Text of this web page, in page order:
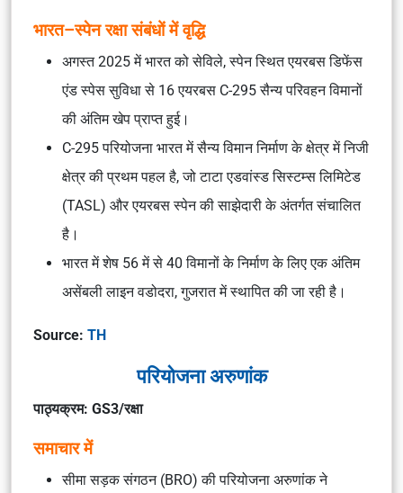
भारत–स्पेन रक्षा संबंधों में वृद्धि
अगस्त 2025 में भारत को सेविले, स्पेन स्थित एयरबस डिफेंस
एंड स्पेस सुविधा से 16 एयरबस C-295 सैन्य परिवहन विमानों
की अंतिम खेप प्राप्त हुई।
C-295 परियोजना भारत में सैन्य विमान निर्माण के क्षेत्र में निजी
क्षेत्र की प्रथम पहल है, जो टाटा एडवांस्ड सिस्टम्स लिमिटेड
(TASL) और एयरबस स्पेन की साझेदारी के अंतर्गत संचालित
है।
भारत में शेष 56 में से 40 विमानों के निर्माण के लिए एक अंतिम
असेंबली लाइन वडोदरा, गुजरात में स्थापित की जा रही है।
Source: TH
परियोजना अरुणांक
पाठ्यक्रम: GS3/रक्षा
समाचार में
सीमा सड़क संगठन (BRO) की परियोजना अरुणांक ने